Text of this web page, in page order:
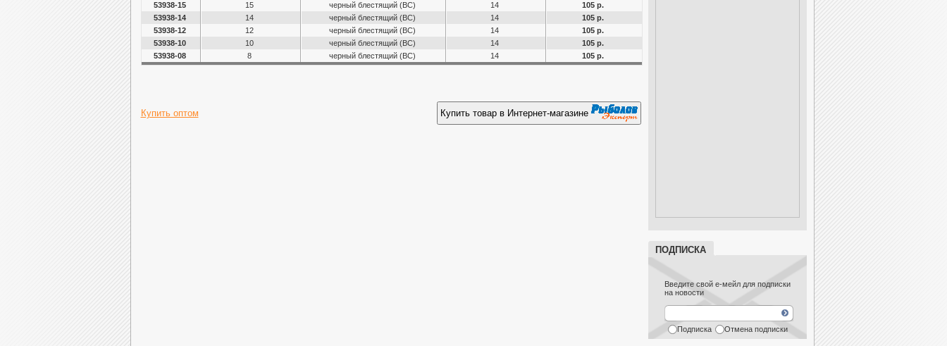
53938-15
15 черный блестящий (ВС) 14
105 р.
53938-14
14 черный блестящий (ВС) 14
105 р.
53938-12
12 черный блестящий (ВС) 14
105 р.
53938-10
10 черный блестящий (ВС) 14
105 р.
53938-08
8 черный блестящий (ВС) 14 105 р.
Купить оптом Купить товар в Интернет-магазине
ПОДПИСКА
Введите свой е-мейл для подписки
на новости
Подписка Отмена подписки